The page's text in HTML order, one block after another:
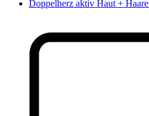
Doppelherz aktiv Haut +